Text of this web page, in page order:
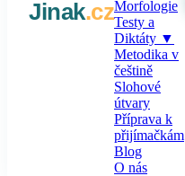
Jinak.czMorfologie
Testy a
Diktáty ▼
Metodika v
češtině
Slohové
útvary
Příprava k
přijímačkám
Blog
O nás